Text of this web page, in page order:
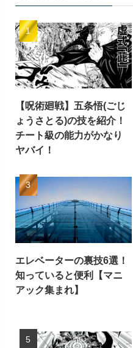
【呪術廻戦】五条悟(ごじ
ょうさとる)の技を紹介！
チート級の能力がかなり
ヤバイ！
エレベーターの裏技6選！
知っていると便利【マニ
アック集まれ】